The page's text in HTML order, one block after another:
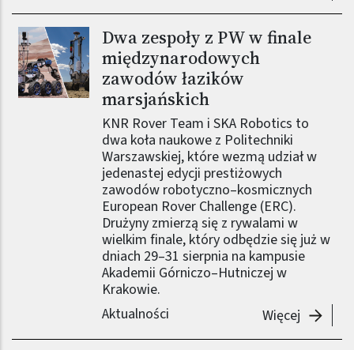
Obraz (old)
Dwa zespoły z PW w finale
międzynarodowych
zawodów łazików
marsjańskich
KNR Rover Team i SKA Robotics to
dwa koła naukowe z Politechniki
Warszawskiej, które wezmą udział w
jedenastej edycji prestiżowych
zawodów robotyczno–kosmicznych
European Rover Challenge (ERC).
Drużyny zmierzą się z rywalami w
wielkim finale, który odbędzie się już w
dniach 29–31 sierpnia na kampusie
Akademii Górniczo–Hutniczej w
Krakowie.
Aktualności
Więcej Dwa